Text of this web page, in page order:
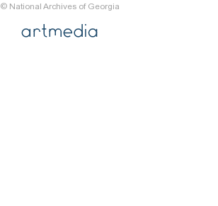
© National Archives of Georgia